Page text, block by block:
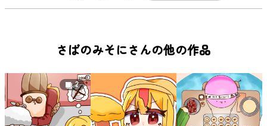
c
o
o
さばのみそにさんの他の作品
2